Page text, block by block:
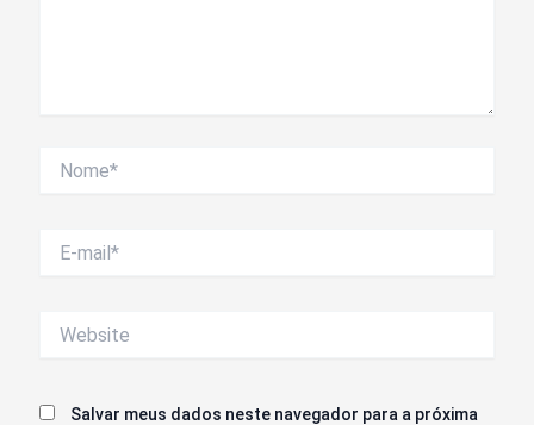
mail*
Salvar meus dados neste navegador para a próxima